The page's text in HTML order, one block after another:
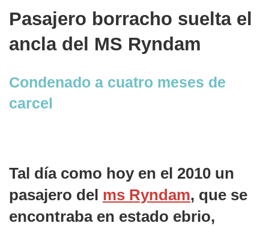
Pasajero borracho suelta el
ancla del MS Ryndam
Condenado a cuatro meses de
carcel
Tal día como hoy en el 2010 un
pasajero del ms Ryndam, que se
encontraba en estado ebrio,